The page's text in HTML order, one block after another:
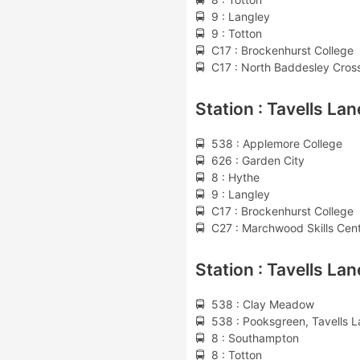
🚍 9 : Langley
🚍 9 : Totton
🚍 C17 : Brockenhurst College
🚍 C17 : North Baddesley
Station : Tavells
🚍 538 : Applemore College
🚍 626 : Garden City
🚍 8 : Hythe
🚍 9 : Langley
🚍 C17 : Brockenhurst College
🚍 C27 : Marchwood Skills
Station : Tavells
🚍 538 : Clay Meadow
🚍 538 : Pooksgreen, Tavells
🚍 8 : Southampton
🚍 8 : Totton